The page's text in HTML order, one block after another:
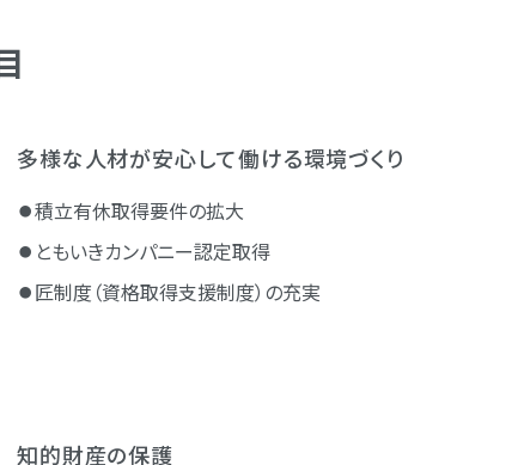
多様な人材が安心して働ける環境づくり
積立有休取得要件の拡大
ともいきカンパニー認定取得
匠制度（資格取得支援制度）の充実
知的財産の保護